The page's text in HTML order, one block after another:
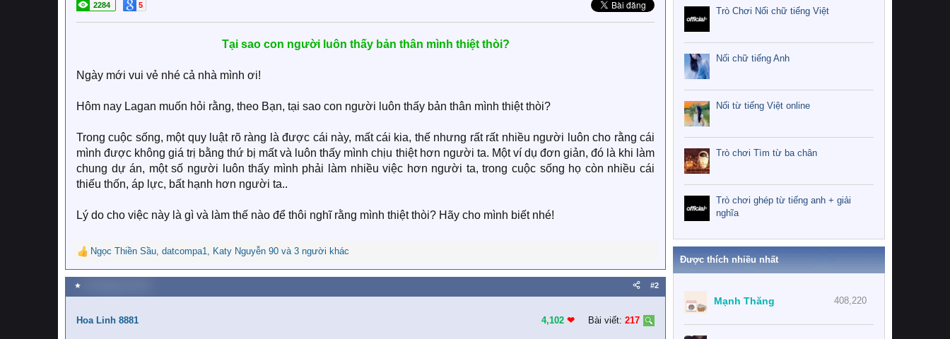
2284 5
Tại sao con người luôn thấy bản thân mình thiệt thòi?
Ngày mới vui vẻ nhé cả nhà mình ơi!
Hôm nay Lagan muốn hỏi rằng, theo Bạn, tại sao con người luôn thấy bản thân mình thiệt thòi?
Trong cuộc sống, một quy luật rõ ràng là được cái này, mất cái kia, thế nhưng rất rất nhiều người luôn cho rằng cái
mình được không giá trị bằng thứ bị mất và luôn thấy mình chịu thiệt hơn người ta. Một ví dụ đơn giản, đó là khi làm
chung dự án, một số người luôn thấy mình phải làm nhiều việc hơn người ta, trong cuộc sống họ còn nhiều cái
thiếu thốn, áp lực, bất hạnh hơn người ta..
Lý do cho việc này là gì và làm thế nào để thôi nghĩ rằng mình thiệt thòi? Hãy cho mình biết nhé!
R
e
a
c
i
Ngọc Thiền Sầu, datcompa1, Katy Nguyễn 90 và 3 người khác
★ #2
Hoa Linh 8881 4,102 ❤︎ Bài viết: 217
Trò Chơi Nối chữ tiếng Việt
Nối chữ tiếng Anh
Nối từ tiếng Việt online
Trò chơi Tìm từ ba chân
Trò chơi ghép từ tiếng anh + giải
nghĩa
Được thích nhiều nhất
408,220
Mạnh Thăng